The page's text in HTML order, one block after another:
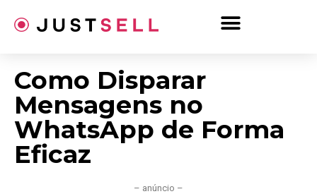
para
Como Disparar
Mensagens no
WhatsApp de Forma
Eficaz
– anúncio –